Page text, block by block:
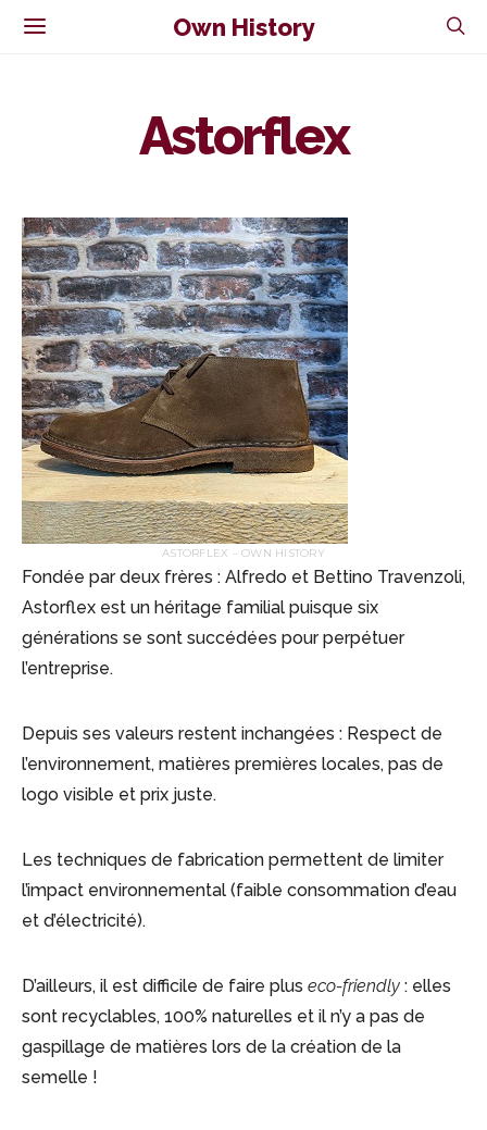
Own History
Astorflex
ASTORFLEX – OWN HISTORY
Fondée par deux frères : Alfredo et Bettino Travenzoli,
Astorflex est un héritage familial puisque six
générations se sont succédées pour perpétuer
l’entreprise.
Depuis ses valeurs restent inchangées : Respect de
l’environnement, matières premières locales, pas de
logo visible et prix juste.
Les techniques de fabrication permettent de limiter
l’impact environnemental (faible consommation d’eau
et d’électricité).
D’ailleurs, il est difficile de faire plus eco-friendly : elles
sont recyclables, 100% naturelles et il n’y a pas de
gaspillage de matières lors de la création de la
semelle !